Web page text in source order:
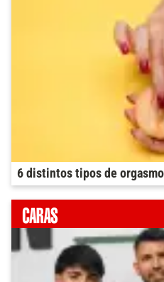
6 distintos tipos de